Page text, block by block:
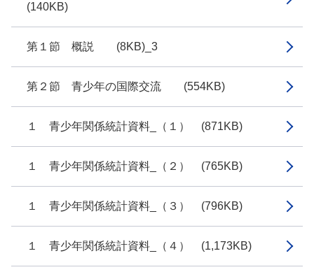
(140KB)
第１節 概説 (8KB)_3
第２節 青少年の国際交流 (554KB)
１ 青少年関係統計資料_（１） (871KB)
１ 青少年関係統計資料_（２） (765KB)
１ 青少年関係統計資料_（３） (796KB)
１ 青少年関係統計資料_（４） (1,173KB)